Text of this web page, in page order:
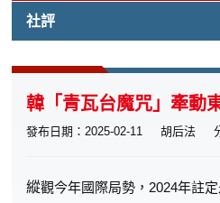
社評
韓「青瓦台魔咒」牽動
發布日期：2025-02-11 胡后法
縱觀今年國際局勢，2024年註